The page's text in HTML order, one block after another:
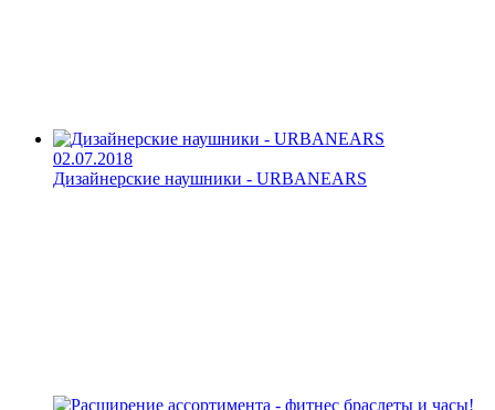
02.07.2018
Дизайнерские наушники - URBANEARS